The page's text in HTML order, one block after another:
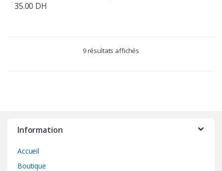
35.00 DH
9 résultats affichés
Information
Accueil
Boutique